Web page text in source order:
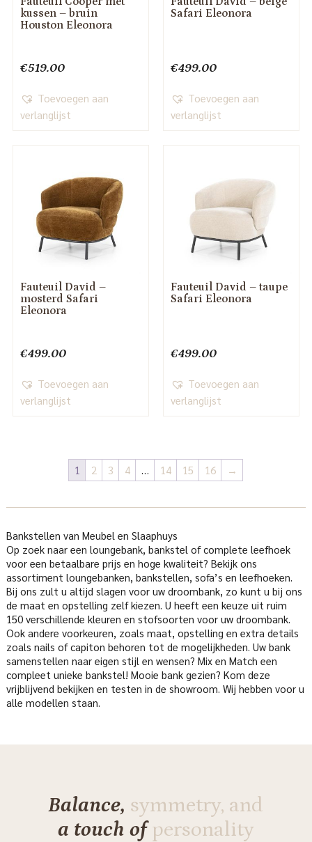
kussen – bruin
Houston Eleonora
€519.00
Toevoegen aan
verlanglijst
Safari Eleonora
€499.00
Toevoegen aan
verlanglijst
Fauteuil David –
mosterd Safari
Eleonora
€499.00
Toevoegen aan
verlanglijst
Fauteuil David – taupe
Safari Eleonora
€499.00
Toevoegen aan
verlanglijst
1 2 3 4 … 14 15 16 →
Bankstellen van Meubel en Slaaphuys
Op zoek naar een loungebank, bankstel of complete leefhoek
voor een betaalbare prijs en hoge kwaliteit? Bekijk ons
assortiment loungebanken, bankstellen, sofa’s en leefhoeken.
Bij ons zult u altijd slagen voor uw droombank, zo kunt u bij ons
de maat en opstelling zelf kiezen. U heeft een keuze uit ruim
150 verschillende kleuren en stofsoorten voor uw droombank.
Ook andere voorkeuren, zoals maat, opstelling en extra details
zoals nails of capiton behoren tot de mogelijkheden. Uw bank
samenstellen naar eigen stijl en wensen? Mix en Match een
compleet unieke bankstel! Mooie bank gezien? Kom deze
vrijblijvend bekijken en testen in de showroom. Wij hebben voor u
alle modellen staan.
Balance, symmetry, and
a touch ofpersonality